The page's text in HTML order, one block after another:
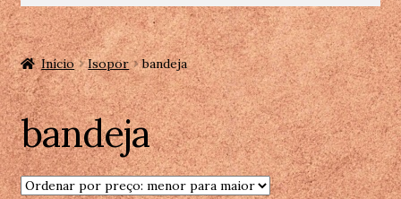
Início Isopor bandeja
bandeja